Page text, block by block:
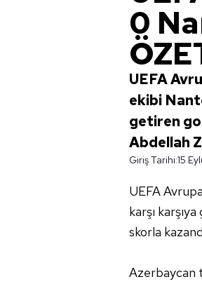
0
UEFA
ekibi
getiren
Abdellah
Giriş Tarihi:15
UEFA
karşı
skorla
Azerbaycan